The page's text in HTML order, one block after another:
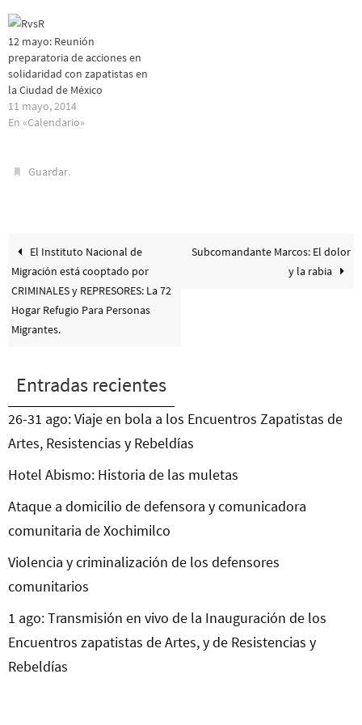
12 mayo: Reunión
preparatoria de acciones en
solidaridad con zapatistas en
la Ciudad de México
11 mayo, 2014
En «Calendario»
Guardar.
El Instituto Nacional de
Migración está cooptado por
CRIMINALES y REPRESORES: La 72
Hogar Refugio Para Personas
Migrantes.
Subcomandante Marcos: El dolor
y la rabia
Entradas recientes
26-31 ago: Viaje en bola a los Encuentros Zapatistas de
Artes, Resistencias y Rebeldías
Hotel Abismo: Historia de las muletas
Ataque a domicilio de defensora y comunicadora
comunitaria de Xochimilco
Violencia y criminalización de los defensores
comunitarios
1 ago: Transmisión en vivo de la Inauguración de los
Encuentros zapatistas de Artes, y de Resistencias y
Rebeldías